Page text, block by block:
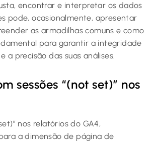
encontrar e interpretar os dados
pode, ocasionalmente, apresentar
as armadilhas comuns e como
para garantir a integridade
a precisão das suas análises.
sessões “(not set)” nos
nos relatórios do GA4,
a dimensão de página de